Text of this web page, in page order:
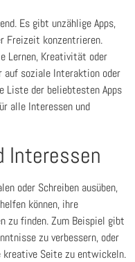
Es gibt unzählige Apps,
Freizeit konzentrieren.
Lernen, Kreativität oder
auf soziale Interaktion oder
Liste der beliebtesten Apps
alle Interessen und
Interessen
oder Schreiben ausüben,
können, ihre
zu finden. Zum Beispiel gibt
zu verbessern, oder
kreative Seite zu entwickeln.